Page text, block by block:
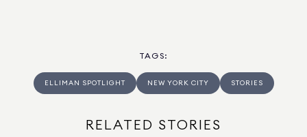
TAGS:
ELLIMAN SPOTLIGHT NEW YORK CITY STORIES
RELATED STORIES